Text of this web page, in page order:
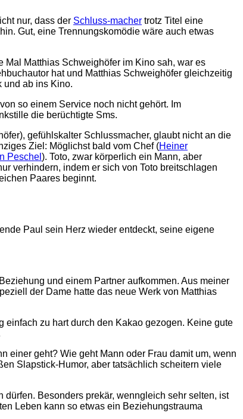
nur, dass der Schluss-macher trotz Titel eine
Gut, eine Trennungskomödie wäre auch etwas
Matthias Schweighöfer im Kino sah, war es
hat und Matthias Schweighöfer gleichzeitig
und ab ins Kino.
so einem Service noch nicht gehört. Im
die berüchtigte Sms.
gefühlskalter Schlussmacher, glaubt nicht an die
Ziel: Möglichst bald vom Chef (Heiner
Peschel ). Toto, zwar körperlich ein Mann, aber
verhindern, indem er sich von Toto breitschlagen
Paares beginnt.
Paul sein Herz wieder entdeckt, seine eigene
und einem Partner aufkommen. Aus meiner
der Dame hatte das neue Werk von Matthias
zu hart durch den Kakao gezogen. Keine gute
einer geht? Wie geht Mann oder Frau damit um, wenn
Slapstick-Humor, aber tatsächlich scheitern viele
Besonders prekär, wenngleich sehr selten, ist
Leben kann so etwas ein Beziehungstrauma